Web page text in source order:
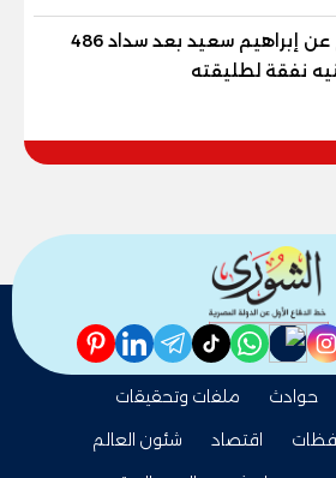
الإفراج عن إبراهيم سعيد بعد سداد 486
نفقة لطليقته
instagram
nabd
whatsapp
tiktok
telegram
linkedin
pinterest
حوادث
ملفات وتحقيقات
اقتصاد
شئون العالم